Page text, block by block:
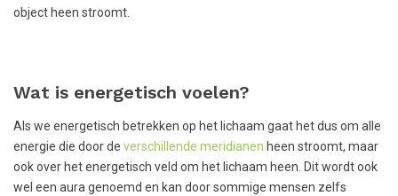
object heen stroomt.
Wat is energetisch voelen?
Als we energetisch betrekken op het lichaam gaat het dus om alle
energie die door de verschillende meridianen heen stroomt, maar
ook over het energetisch veld om het lichaam heen. Dit wordt ook
wel een aura genoemd en kan door sommige mensen zelfs